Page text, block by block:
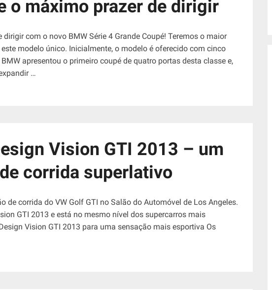
o máximo prazer de dirigir
com o novo BMW Série 4 Grande Coupé! Teremos o maior
modelo único. Inicialmente, o modelo é oferecido com cinco
apresentou o primeiro coupé de quatro portas desta classe e,
…
Vision GTI 2013 – um
corrida superlativo
de corrida do VW Golf GTI no Salão do Automóvel de Los Angeles.
GTI 2013 e está no mesmo nível dos supercarros mais
Vision GTI 2013 para uma sensação mais esportiva Os